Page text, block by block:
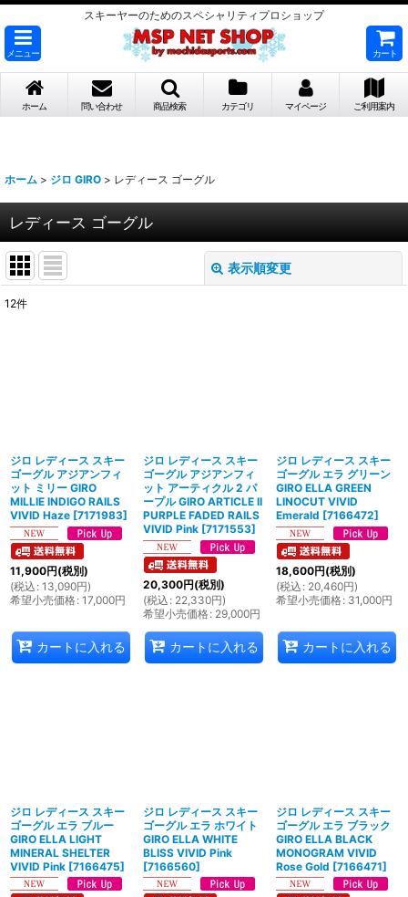
スキーヤーのためのスペシャリティプロショップ
メニュー カート
ホーム 問い合わせ 商品検索 カテゴリ マイページ ご利用案内
ホーム > ジロ GIRO > レディース ゴーグル
レディース ゴーグル
表示順変更
12件
ジロ レディース スキー
ゴーグル アジアンフィ
ット ミリー GIRO
MILLIE INDIGO RAILS
VIVID Haze [7171983]
11,900円(税別)
(税込 : 13,090円)
希望小売価格: 17,000円
カートに入れる
ジロ レディース スキー
ゴーグル アジアンフィ
ット アーティクル 2 パ
ープル GIRO ARTICLE II
PURPLE FADED RAILS
VIVID Pink [7171553]
20,300円(税別)
(税込 : 22,330円)
希望小売価格: 29,000円
カートに入れる
ジロ レディース スキー
ゴーグル エラ グリーン
GIRO ELLA GREEN
LINOCUT VIVID
Emerald [7166472]
18,600円(税別)
(税込 : 20,460円)
希望小売価格: 31,000円
カートに入れる
ジロ レディース スキー
ゴーグル エラ ブルー
GIRO ELLA LIGHT
MINERAL SHELTER
VIVID Pink [7166475]
ジロ レディース スキー
ゴーグル エラ ホワイト
GIRO ELLA WHITE
BLISS VIVID Pink
[7166560]
ジロ レディース スキー
ゴーグル エラ ブラック
GIRO ELLA BLACK
MONOGRAM VIVID
Rose Gold [7166471]